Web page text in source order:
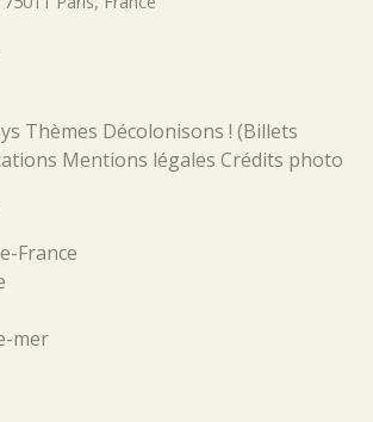
Thèmes Décolonisons ! (Billets
Mentions légales Crédits photo
France
mer